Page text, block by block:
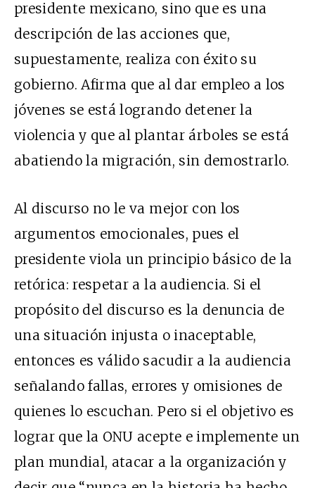
presidente mexicano, sino que es una
descripción de las acciones que,
supuestamente, realiza con éxito su
gobierno. Afirma que al dar empleo a los
jóvenes se está logrando detener la
violencia y que al plantar árboles se está
abatiendo la migración, sin demostrarlo.
Al discurso no le va mejor con los
argumentos emocionales, pues el
presidente viola un principio básico de la
retórica: respetar a la audiencia. Si el
propósito del discurso es la denuncia de
una situación injusta o inaceptable,
entonces es válido sacudir a la audiencia
señalando fallas, errores y omisiones de
quienes lo escuchan. Pero si el objetivo es
lograr que la ONU acepte e implemente un
plan mundial, atacar a la organización y